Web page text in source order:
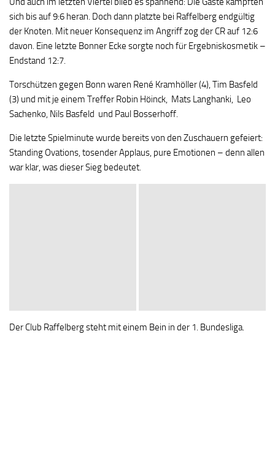
sich bis auf 9:6 heran. Doch dann platzte bei Raffelberg endgültig
der Knoten. Mit neuer Konsequenz im Angriff zog der CR auf 12:6
davon. Eine letzte Bonner Ecke sorgte noch für Ergebniskosmetik –
Endstand 12:7.
Torschützen gegen Bonn waren René Kramhöller (4), Tim Basfeld
(3) und mit je einem Treffer Robin Höinck, Mats Langhanki, Leo
Sachenko, Nils Basfeld und Paul Bosserhoff.
Die letzte Spielminute wurde bereits von den Zuschauern gefeiert:
Standing Ovations, tosender Applaus, pure Emotionen – denn allen
war klar, was dieser Sieg bedeutet.
Der Club Raffelberg steht mit einem Bein in der 1. Bundesliga.